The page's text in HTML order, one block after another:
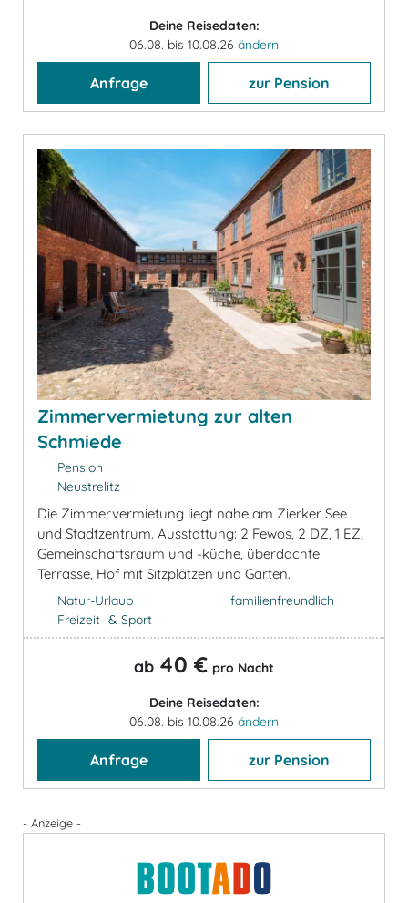
Deine Reisedaten:
06.08. bis 10.08.26 ändern
Anfrage zur Pension
Zimmervermietung zur alten
Schmiede
Pension
Neustrelitz
Die Zimmervermietung liegt nahe am Zierker See
und Stadtzentrum. Ausstattung: 2 Fewos, 2 DZ, 1 EZ,
Gemeinschaftsraum und -küche, überdachte
Terrasse, Hof mit Sitzplätzen und Garten.
Natur-Urlaub
Freizeit- & Sport
familienfreundlich
ab 40 € pro Nacht
Deine Reisedaten:
06.08. bis 10.08.26 ändern
Anfrage zur Pension
- Anzeige -